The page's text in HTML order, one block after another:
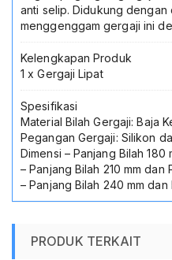
anti selip. Didukung
menggenggam gergaji ini
Kelengkapan Produk
1 x Gergaji Lipat
Spesifikasi
Material Bilah Gergaji: Baja
Pegangan Gergaji: Silikon
Dimensi – Panjang Bilah 180
– Panjang Bilah 210 mm dan
– Panjang Bilah 240 mm
PRODUK TERKAIT